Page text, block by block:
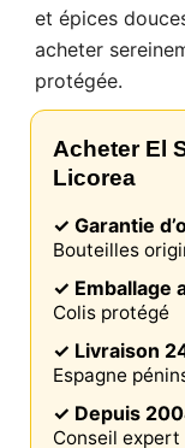
et épices
acheter
protégée.
Acheter El
Licorea
✓ Garantie
Bouteilles
✓ Emballage
Colis protégé
✓ Livraison
Espagne
✓ Depuis
Conseil expert
Ce
stocker et écrire
navigateur et
liées à votre
des identifiants
navigation.
diverses fins :